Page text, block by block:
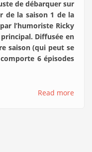
de débarquer sur
de la saison 1 de la
l’humoriste Ricky
Diffusée en
saison (qui peut se
6 épisodes
Read more